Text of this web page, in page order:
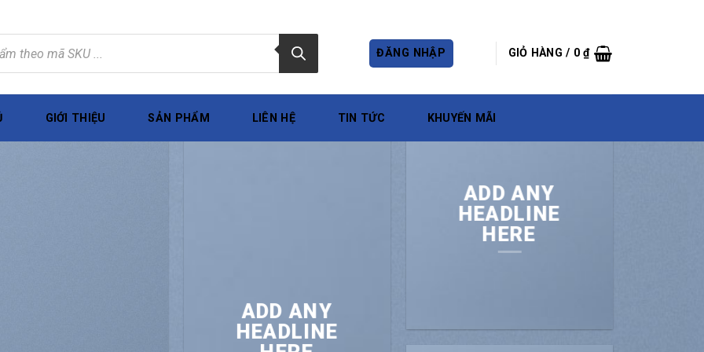
ĐĂNG NHẬP GIỎ HÀNG / 0₫
GIỚI THIỆU SẢN PHẨM LIÊN HỆ TIN TỨC KHUYẾN MÃI
ADD ANY
HEADLINE
ADD ANY
HEADLINE
HERE